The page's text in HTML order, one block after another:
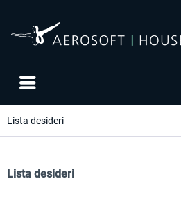
Lista desideri
Lista desideri